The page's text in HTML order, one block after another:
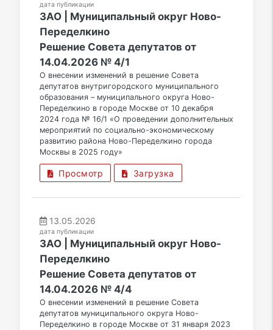
дата публикации
ЗАО | Муниципальный округ Ново-
Переделкино
Решение Совета депутатов от
14.04.2026 № 4/1
О внесении изменений в решение Совета
депутатов внутригородского муниципального
образования – муниципального округа Ново-
Переделкино в городе Москве от 10 декабря
2024 года № 16/1 «О проведении дополнительных
мероприятий по социально-экономическому
развитию района Ново-Переделкино города
Москвы в 2025 году»
Просмотр Загрузка
13.05.2026
дата публикации
ЗАО | Муниципальный округ Ново-
Переделкино
Решение Совета депутатов от
14.04.2026 № 4/4
О внесении изменений в решение Совета
депутатов муниципального округа Ново-
Переделкино в городе Москве от 31 января 2023